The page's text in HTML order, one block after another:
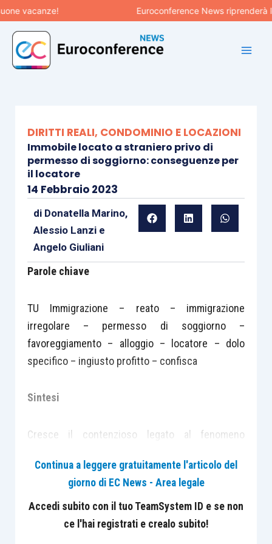
Vai
al
contenuto
vacanze! Euroconference News riprenderà le
DIRITTI REALI, CONDOMINIO E LOCAZIONI
Immobile locato a straniero privo di
permesso di soggiorno: conseguenze per
il locatore
14 Febbraio 2023
di Donatella Marino,
Alessio Lanzie
Angelo Giuliani
Parole chiave
TU Immigrazione – reato – immigrazione
irregolare – permesso di soggiorno –
favoreggiamento – alloggio – locatore – dolo
specifico – ingiusto profitto – confisca
Sintesi
Cresce il contenzioso legato al fenomeno
locatizio e in presenza di alcuni elementi, genera
conseguenze severe di natura penale in capo al
locatore. Frequenti, dunque, gli interventi del
Legislatore, volti a disciplinare la materia. Tra gli
Continua a leggere gratuitamente l'articolo del
giorno di EC News - Area legale
Accedi subito con il tuo TeamSystem ID e se non
ce l'hai registrati e crealo subito!